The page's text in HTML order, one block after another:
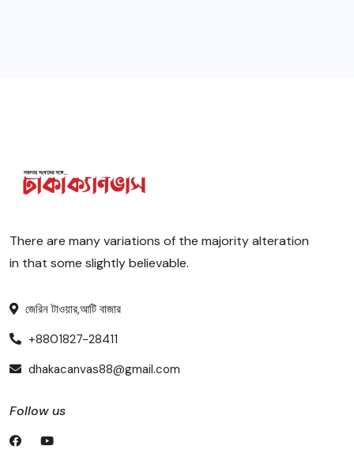
There are many variations of the majority alteration
in that some slightly believable.
জেরিন টাওয়ার,আটি বাজার
+8801827-28411
dhakacanvas88@gmail.com
Follow us